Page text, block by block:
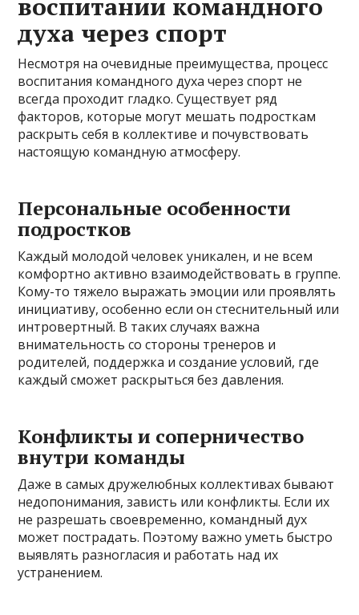
воспитании командного
духа через спорт
Несмотря на очевидные преимущества, процесс
воспитания командного духа через спорт не
всегда проходит гладко. Существует ряд
факторов, которые могут мешать подросткам
раскрыть себя в коллективе и почувствовать
настоящую командную атмосферу.
Персональные особенности
подростков
Каждый молодой человек уникален, и не всем
комфортно активно взаимодействовать в группе.
Кому-то тяжело выражать эмоции или проявлять
инициативу, особенно если он стеснительный или
интровертный. В таких случаях важна
внимательность со стороны тренеров и
родителей, поддержка и создание условий, где
каждый сможет раскрыться без давления.
Конфликты и соперничество
внутри команды
Даже в самых дружелюбных коллективах бывают
недопонимания, зависть или конфликты. Если их
не разрешать своевременно, командный дух
может пострадать. Поэтому важно уметь быстро
выявлять разногласия и работать над их
устранением.